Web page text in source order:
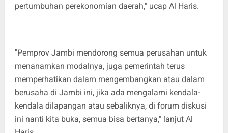
pertumbuhan perekonomian daerah," ucap Al Haris.
"Pemprov Jambi mendorong semua perusahan untuk
menanamkan modalnya, juga pemerintah terus
memperhatikan dalam mengembangkan atau dalam
berusaha di Jambi ini, jika ada mengalami kendala-
kendala dilapangan atau sebaliknya, di forum diskusi
ini nanti kita buka, semua bisa bertanya," lanjut Al